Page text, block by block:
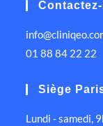
01 88 84 22 22
Siège
Lundi - samedi,